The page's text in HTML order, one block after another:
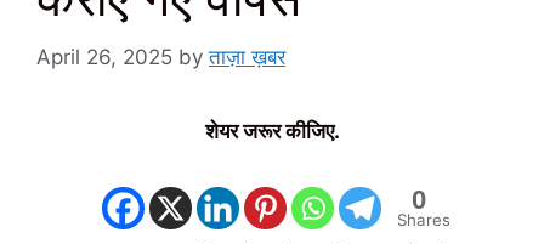
April 26, 2025 byताज़ा ख़बर
शेयर जरूर कीजिए.
0
Shares